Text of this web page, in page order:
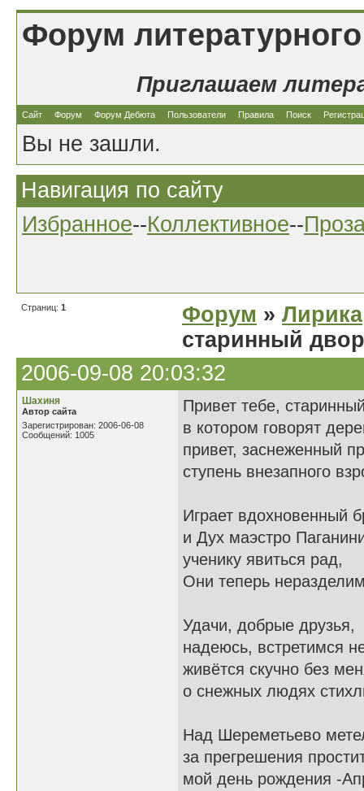
Форум
Приглашаем
Сайт Форум Форум Дебюта Пользователи Правила Поиск
Вы не зашли.
Навигация по сайту
Избранное--Коллективное--
Страниц: 1 Форум » Лирика
старинный
2006-09-08 20:03:32
Шахиня
Автор сайта
Зарегистрирован: 2006-06-08
Сообщений: 1005
Привет тебе,
в котором говорят
привет, заснеженный
ступень внезапного
Играет вдохновенный
и Дух маэстро
ученику явиться рад,
Они теперь
Удачи, добрые друзья,
надеюсь, встретимся
живётся скучно без
о снежных людях
Над Шереметьево
за прегрешения
мой день рождения -